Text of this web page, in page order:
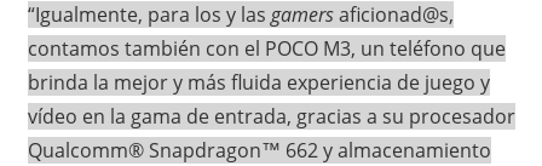
“Igualmente, para los y lasgamersaficionad@s,
contamos también con el POCO M3, un teléfono que
brinda la mejor y más fluida experiencia de juego y
vídeo en la gama de entrada, gracias a su procesador
Qualcomm® Snapdragon™ 662 y almacenamiento